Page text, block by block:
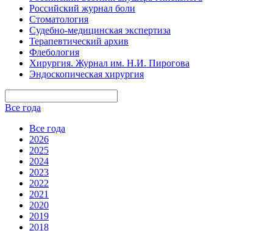
Российский журнал боли
Стоматология
Судебно-медицинская экспертиза
Терапевтический архив
Флебология
Хирургия. Журнал им. Н.И. Пирогова
Эндоскопическая хирургия
Все года
Все года
2026
2025
2024
2023
2022
2021
2020
2019
2018